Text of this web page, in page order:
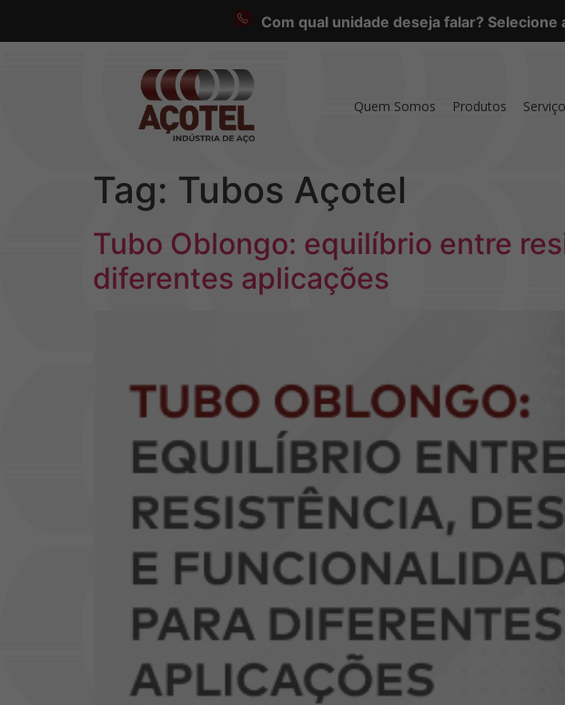
Com qual unidade deseja falar?
Quem Somos Produtos
Tag: Tubos Açotel
Tubo Oblongo: equilíbrio entre
diferentes aplicações